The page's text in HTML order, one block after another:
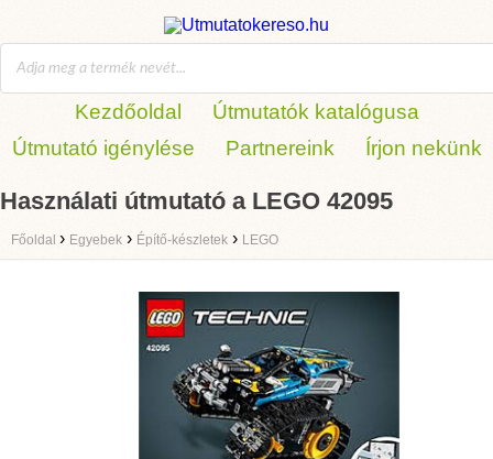
Kezdőoldal
Útmutatók katalógusa
Útmutató igénylése
Partnereink Írjon nekünk
Használati útmutató a LEGO 42095
Főoldal › Egyebek › Építő-készletek › LEGO